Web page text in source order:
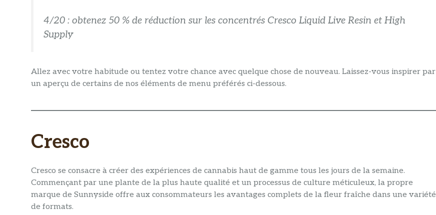
4/20 : obtenez 50 % de réduction sur les concentrés Cresco Liquid Live Resin et High
Supply
Allez avec votre habitude ou tentez votre chance avec quelque chose de nouveau. Laissez-vous inspirer par
un aperçu de certains de nos éléments de menu préférés ci-dessous.
Cresco
Cresco se consacre à créer des expériences de cannabis haut de gamme tous les jours de la semaine.
Commençant par une plante de la plus haute qualité et un processus de culture méticuleux, la propre
marque de Sunnyside offre aux consommateurs les avantages complets de la fleur fraîche dans une variété
de formats.